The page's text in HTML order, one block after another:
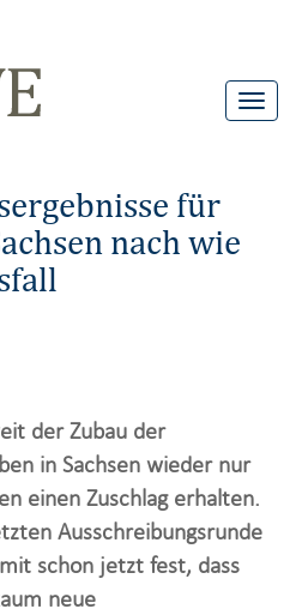
T
t
i
für
nach wie
der Zubau der
in Sachsen wieder nur
einen Zuschlag erhalten.
Ausschreibungsrunde
schon jetzt fest, dass
neue